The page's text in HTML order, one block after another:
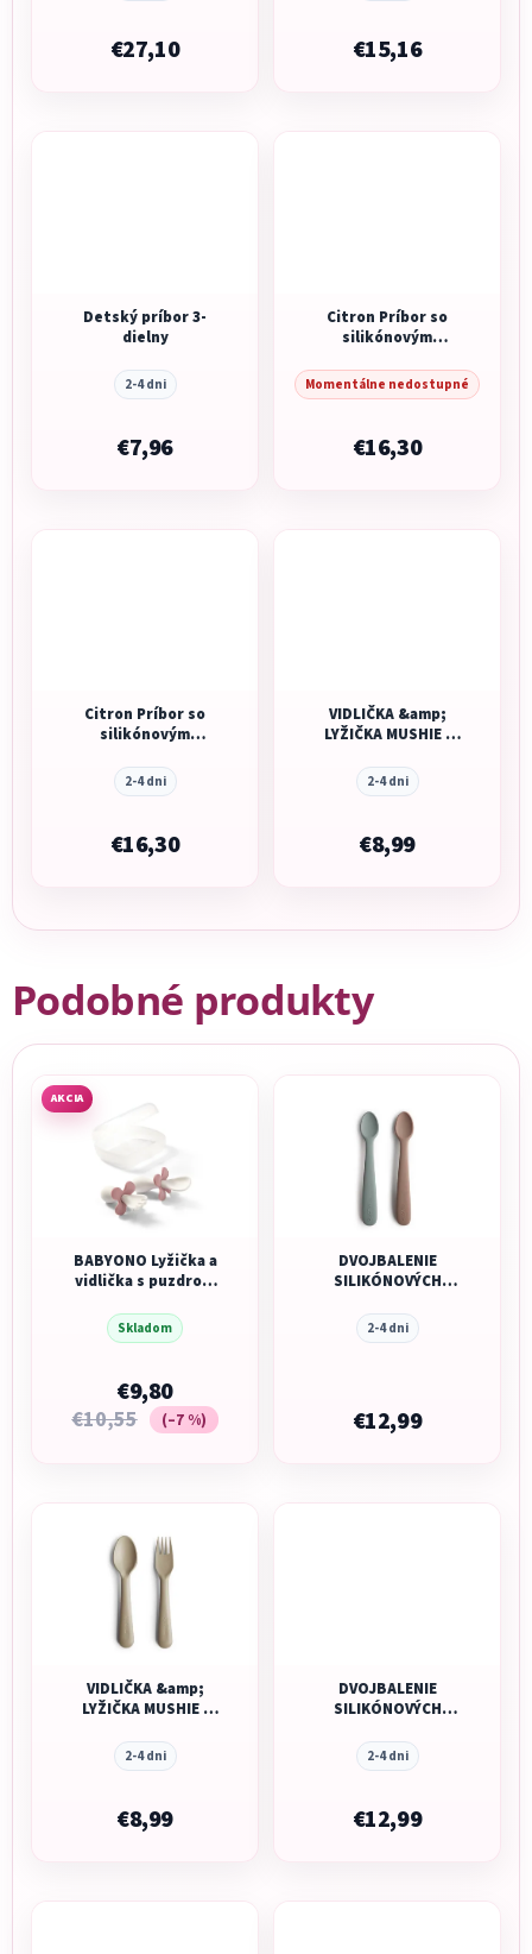
€27,10 €15,16
Detský príbor 3-
dielny
2-4 dni
€7,96
Citron Príbor so
silikónovým
Blue / Spaceship
Momentálne nedostupné
€16,30
Citron Príbor so
silikónovým
2-4 dni
€16,30
VIDLIČKA &amp;
LYŽIČKA MUSHIE -
2-4 dni
€8,99
Podobné produkty
AKCIA
BABYONO Lyžička a
vidlička s puzdrom
Skladom
€9,80
€10,55 (–7 %)
DVOJBALENIE
SILIKÓNOVÝCH
STONE/ CLOUDY
MAUVE
2-4 dni
€12,99
VIDLIČKA &amp;
LYŽIČKA MUSHIE -
2-4 dni
€8,99
DVOJBALENIE
SILIKÓNOVÝCH
PALE DAFFODIL
2-4 dni
€12,99